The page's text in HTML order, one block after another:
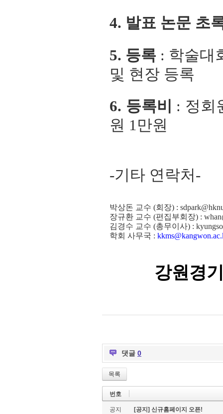
4. 발표 논문 초
5. 등록 : 학술대
및 현장 등록
6. 등록비
: 정회
원 1만원
-기타 연락처-
박상돈 교수 (회장) :
장규환 교수 (편집부회장) :
김경수 교수 (총무이사) :
학회 사무국 :
강원경
댓글 0
목록
번호
공지 [공지] 신규홈페이지 오픈!